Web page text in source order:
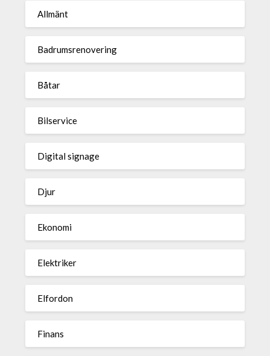
Allmänt
Badrumsrenovering
Båtar
Bilservice
Digital signage
Djur
Ekonomi
Elektriker
Elfordon
Finans